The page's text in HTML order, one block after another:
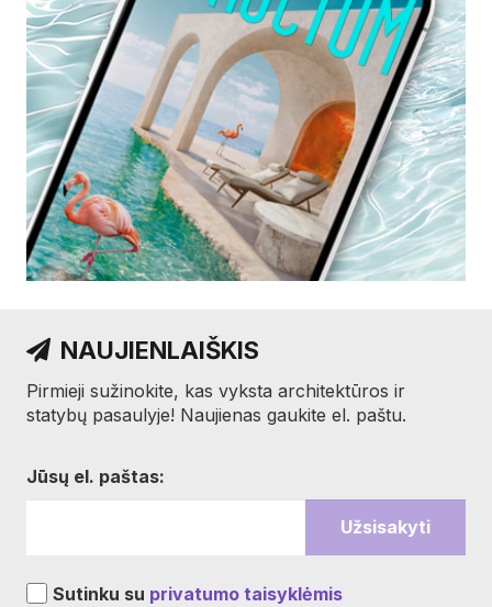
NAUJIENLAIŠKIS
Pirmieji sužinokite, kas vyksta architektūros ir
statybų pasaulyje! Naujienas gaukite el. paštu.
Jūsų el. paštas:
Sutinku su privatumo taisyklėmis